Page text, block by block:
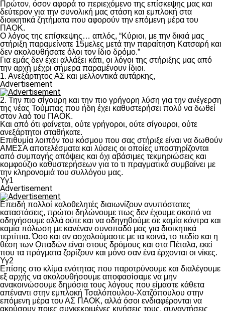
Πρώτον, όσον αφορά το περιεχόμενο της επίσκεψης μας και
δεύτερον για την συνολική μας στάση και εμπλοκή στα
διοικητικά ζητήματα που αφορούν την επόμενη μέρα του
ΠΑΟΚ.
Ο λόγος της επίσκεψης… απλός, “Κύριοι, με την δικιά μας
στήριξη παραμείνατε 15μελες μετά την παραίτηση Κατσαρή και
δεν ακολουθήσατε όλοι τον ίδιο δρόμο.”
Για εμάς δεν έχει αλλάξει κάτι, οι λόγοι της στήριξης μας από
την αρχή μέχρι σήμερα παραμένουν ίδιοι.
1. Ανεξάρτητος ΑΣ και μελλοντικά αυτάρκης,
Advertisement
2. Την πιο σίγουρη και την πιο γρήγορη λύση για την ανέγερση
της νέας Τούμπας που ήδη έχει καθυστερήσει πολύ να δωθεί
στον λαό του ΠΑΟΚ.
Και από ότι φαίνεται, ούτε γρήγοροι, ούτε σίγουροι, ούτε
ανεξάρτητοι σταθήκατε.
Επιθυμία λοιπόν του κόσμου που σας στήριξε είναι να δωθούν
ΑΜΕΣΑ αποτελέσματα και λύσεις οι οποίες υποστηρίζονται
από συμπαγής απόψεις και όχι αβάσιμες τεκμηριώσεις και
κομφούζιο καθυστερήσεων για το τι πραγματικά συμβαίνει με
την κληρονομιά του συλλόγου μας.
Υγ1
Advertisement
Επειδή πολλοί καλοθελητές διαιωνίζουν ανυπόστατες
καταστάσεις, πρώτοι δηλώνουμε πως δεν έχουμε σκοπό να
οδηγήσουμε αλλά ούτε και να οδηγηθούμε σε καμία κόντρα και
καμία πόλωση με κανέναν συνοπαδό μας για διοικητικά
τερτίπια. Όσο και αν ασχολούμαστε με τα κοινά, το πεδίο και η
θέση των Οπαδών είναι στους δρόμους και στα Πέταλα, εκεί
που τα πράγματα ζορίζουν και μόνο σαν ένα έρχονται οι νίκες.
Υγ2
Επίσης στο κλίμα ενότητας που παροτρύνουμε και διαλέγουμε
εξ αρχής να ακολουθήσουμε αποφασίσαμε να μην
ανακοινώσουμε δημόσια τους λόγους που είμαστε κάθετα
απέναντι στην εμπλοκή Τσαλόπουλου-Χατζόπουλου στην
επόμενη μέρα του ΑΣ ΠΑΟΚ, αλλά όσοι ενδιαφέρονται να
ακούσουν ποιες συγκεκριμένες κινήσεις τους, συναντήσεις